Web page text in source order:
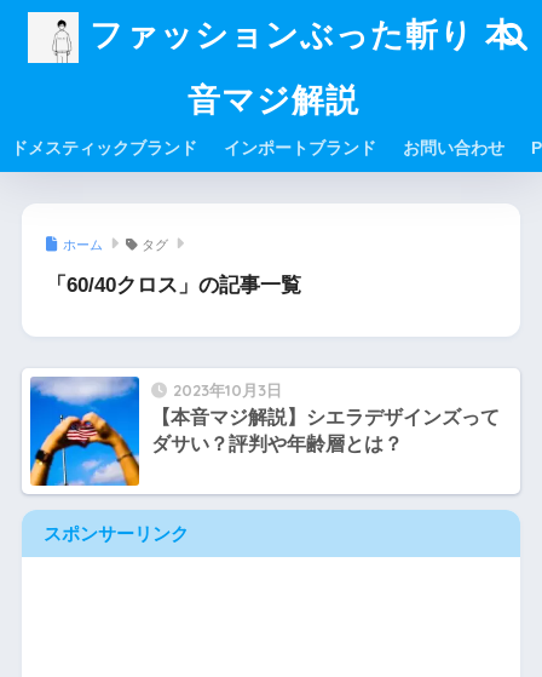
ファッションぶった斬り 本
音マジ解説
ドメスティックブランド インポートブランド お問い合わせ
ホーム タグ
「60/40クロス」の記事一覧
2023年10月3日
【本音マジ解説】シエラデザインズって
ダサい？評判や年齢層とは？
スポンサーリンク